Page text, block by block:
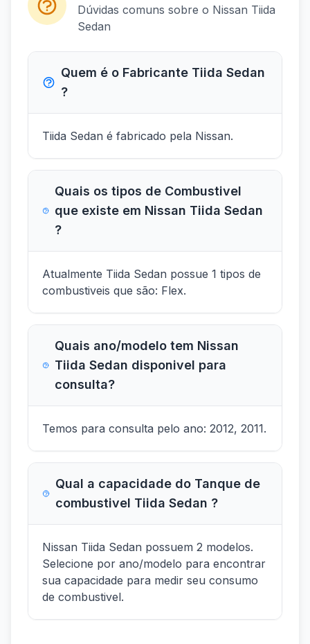
Dúvidas comuns sobre o Nissan Tiida
Sedan
Quem é o Fabricante Tiida Sedan
?
Tiida Sedan é fabricado pela Nissan.
Quais os tipos de Combustivel
que existe em Nissan Tiida Sedan
?
Atualmente Tiida Sedan possue 1 tipos de
combustiveis que são: Flex.
Quais ano/modelo tem Nissan
Tiida Sedan disponivel para
consulta?
Temos para consulta pelo ano: 2012, 2011.
Qual a capacidade do Tanque de
combustivel Tiida Sedan ?
Nissan Tiida Sedan possuem 2 modelos.
Selecione por ano/modelo para encontrar
sua capacidade para medir seu consumo
de combustivel.